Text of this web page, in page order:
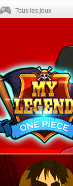
Tous les jeux